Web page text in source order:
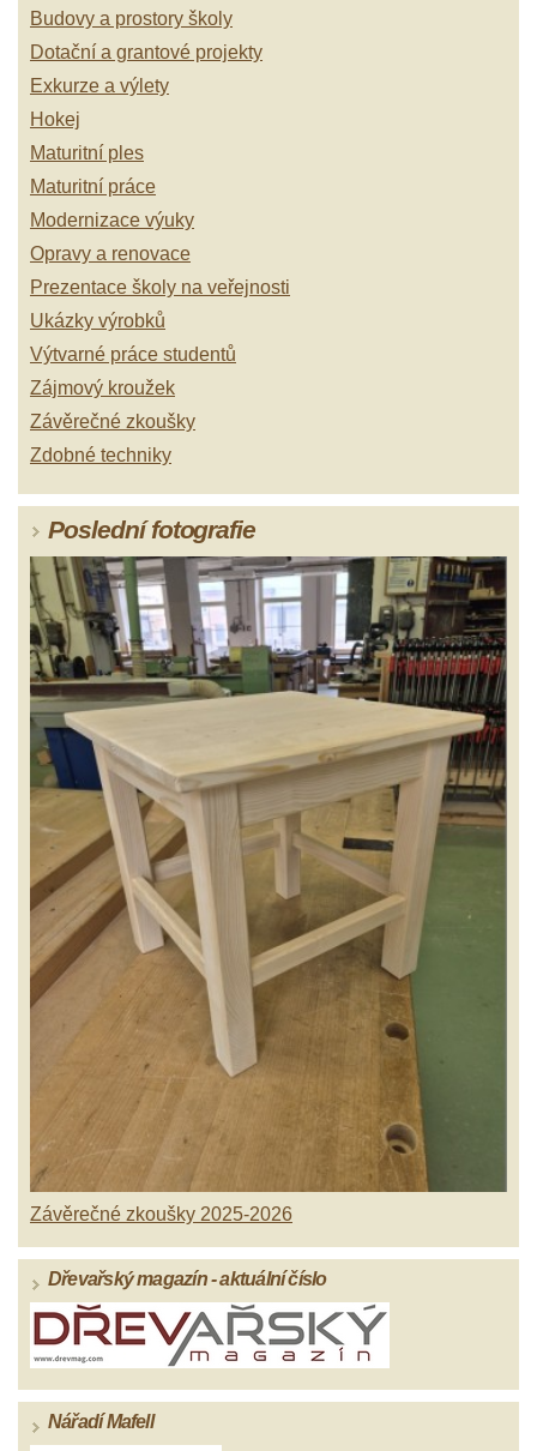
Budovy a prostory školy
Dotační a grantové projekty
Exkurze a výlety
Hokej
Maturitní ples
Maturitní práce
Modernizace výuky
Opravy a renovace
Prezentace školy na veřejnosti
Ukázky výrobků
Výtvarné práce studentů
Zájmový kroužek
Závěrečné zkoušky
Zdobné techniky
Poslední fotografie
Závěrečné zkoušky 2025-2026
Dřevařský magazín - aktuální číslo
Nářadí Mafell